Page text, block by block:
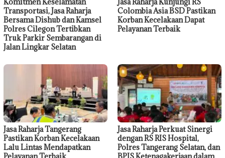
Transportasi, Jasa Raharja
Bersama Dishub dan Kamsel
Polres Cilegon Tertibkan
Truk Parkir Sembarangan di
Jalan Lingkar Selatan
Colombia Asia BSD Pastikan
Korban Kecelakaan Dapat
Pelayanan Terbaik
Jasa Raharja Tangerang
Pastikan Korban Kecelakaan
Lalu Lintas Mendapatkan
Pelayanan Terbaik
Jasa Raharja Perkuat Sinergi
dengan RS RIS Hospital,
Polres Tangerang Selatan, dan
BPJS Ketenagakerjaan dalam